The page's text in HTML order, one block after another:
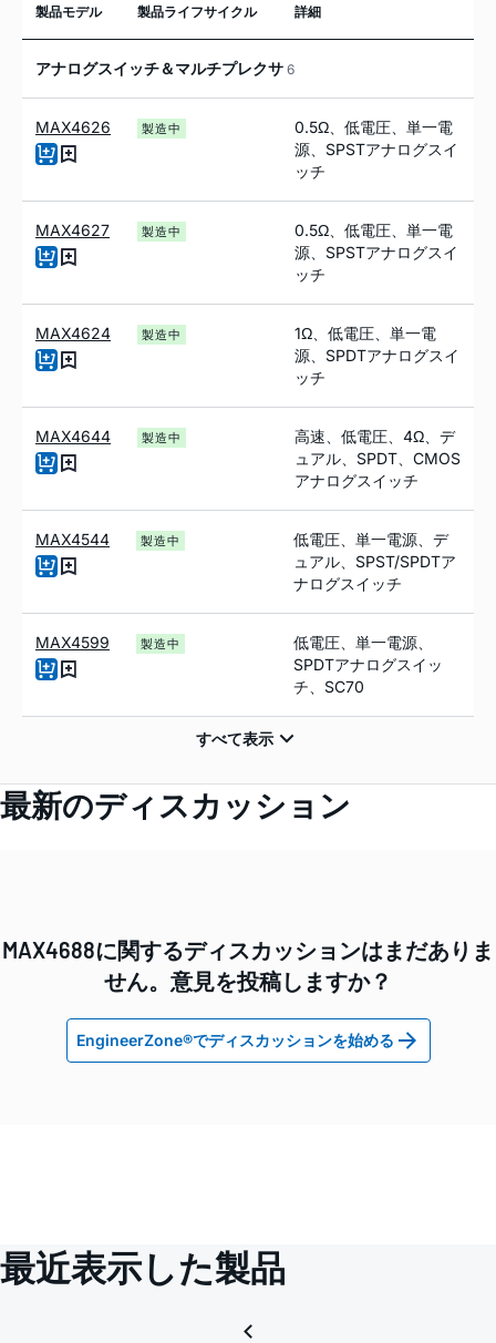
製品モデル 製品ライフサイクル 詳細
アナログスイッチ＆マルチプレクサ 6
MAX4626 製造中
0.5Ω、低電圧、単一電
源、SPSTアナログスイ
ッチ
MAX4627 製造中
0.5Ω、低電圧、単一電
源、SPSTアナログスイ
ッチ
MAX4624 製造中
1Ω、低電圧、単一電
源、SPDTアナログスイ
ッチ
MAX4644 製造中
高速、低電圧、4Ω、デ
ュアル、SPDT、CMOS
アナログスイッチ
MAX4544 製造中
低電圧、単一電源、デ
ュアル、SPST/SPDTア
ナログスイッチ
MAX4599 製造中
低電圧、単一電源、
SPDTアナログスイッ
チ、SC70
最新のディスカッション
MAX4688に関するディスカッションはまだありま
せん。意見を投稿しますか？
EngineerZone®でディスカッションを始める
最近表示した製品